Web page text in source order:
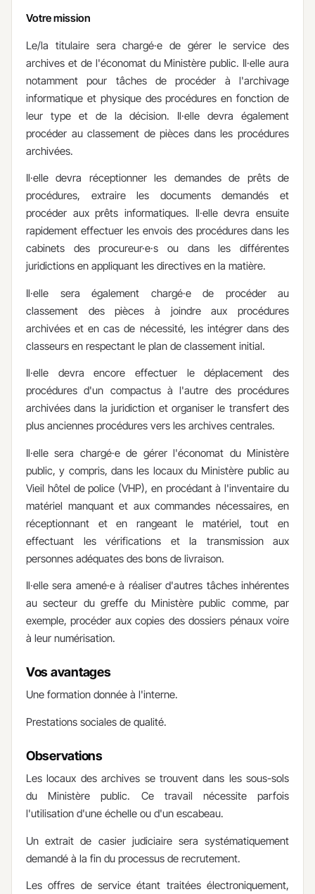
Votre mission
Le/la titulaire sera chargé·e de gérer le service des
archives et de l'économat du Ministère public. Il·elle aura
notamment pour tâches de procéder à l'archivage
informatique et physique des procédures en fonction de
leur type et de la décision. Il·elle devra également
procéder au classement de pièces dans les procédures
archivées.
Il·elle devra réceptionner les demandes de prêts de
procédures, extraire les documents demandés et
procéder aux prêts informatiques. Il·elle devra ensuite
rapidement effectuer les envois des procédures dans les
cabinets des procureur·e·s ou dans les différentes
juridictions en appliquant les directives en la matière.
Il·elle sera également chargé·e de procéder au
classement des pièces à joindre aux procédures
archivées et en cas de nécessité, les intégrer dans des
classeurs en respectant le plan de classement initial.
Il·elle devra encore effectuer le déplacement des
procédures d'un compactus à l'autre des procédures
archivées dans la juridiction et organiser le transfert des
plus anciennes procédures vers les archives centrales.
Il·elle sera chargé·e de gérer l'économat du Ministère
public, y compris, dans les locaux du Ministère public au
Vieil hôtel de police (VHP), en procédant à l'inventaire du
matériel manquant et aux commandes nécessaires, en
réceptionnant et en rangeant le matériel, tout en
effectuant les vérifications et la transmission aux
personnes adéquates des bons de livraison.
Il·elle sera amené·e à réaliser d'autres tâches inhérentes
au secteur du greffe du Ministère public comme, par
exemple, procéder aux copies des dossiers pénaux voire
à leur numérisation.
Vos avantages
Une formation donnée à l'interne.
Prestations sociales de qualité.
Observations
Les locaux des archives se trouvent dans les sous-sols
du Ministère public. Ce travail nécessite parfois
l'utilisation d'une échelle ou d'un escabeau.
Un extrait de casier judiciaire sera systématiquement
demandé à la fin du processus de recrutement.
Les offres de service étant traitées électroniquement,